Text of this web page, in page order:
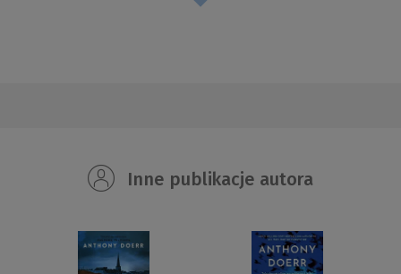
Inne publikacje autora